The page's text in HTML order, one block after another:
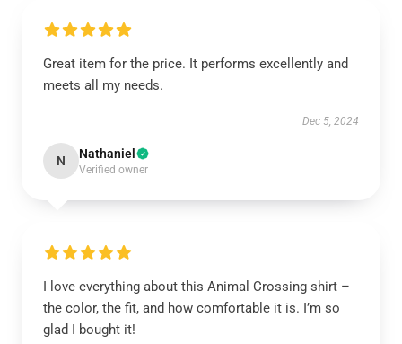
Great item for the price. It performs excellently and
meets all my needs.
Dec 5, 2024
N Nathaniel
Verified owner
I love everything about this Animal Crossing shirt –
the color, the fit, and how comfortable it is. I’m so
glad I bought it!